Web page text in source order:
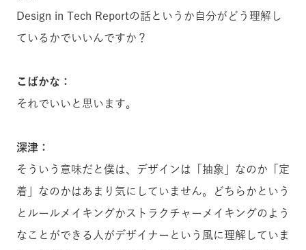
Design in Tech Reportの話というか自分がどう理解し
ているかでいいんですか？
こばかな：
それでいいと思います。
深津：
そういう意味だと僕は、デザインは「抽象」なのか「定
着」なのかはあまり気にしていません。どちらかという
とルールメイキングかストラクチャーメイキングのよう
なことができる人がデザイナーという風に理解していま